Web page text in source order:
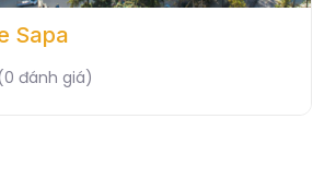
KK Hotel Sapa
5/5 Tuyệt vời